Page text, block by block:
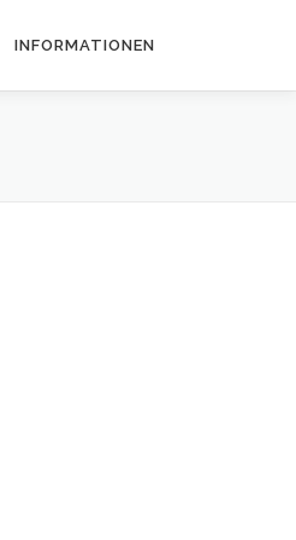
INFORMATIONEN